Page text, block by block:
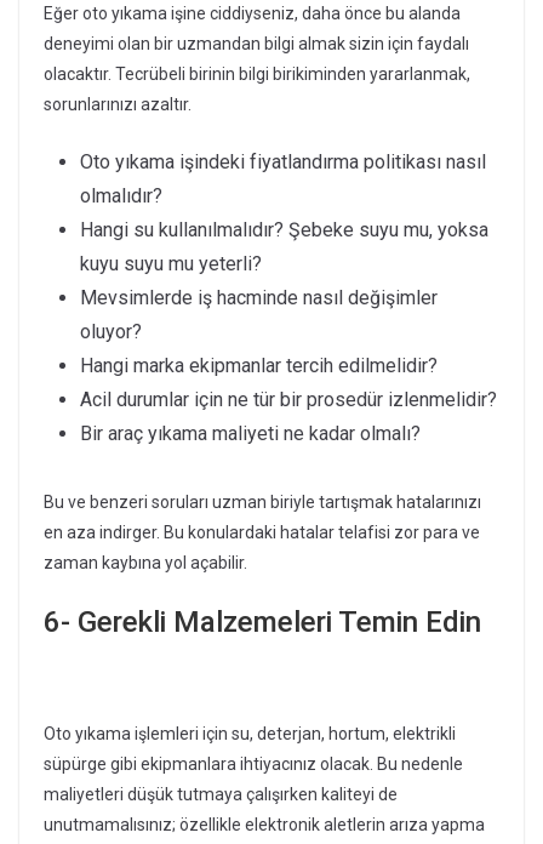
Eğer oto yıkama işine ciddiyseniz, daha önce bu alanda
deneyimi olan bir uzmandan bilgi almak sizin için faydalı
olacaktır. Tecrübeli birinin bilgi birikiminden yararlanmak,
sorunlarınızı azaltır.
Oto yıkama işindeki fiyatlandırma politikası nasıl
olmalıdır?
Hangi su kullanılmalıdır? Şebeke suyu mu, yoksa
kuyu suyu mu yeterli?
Mevsimlerde iş hacminde nasıl değişimler
oluyor?
Hangi marka ekipmanlar tercih edilmelidir?
Acil durumlar için ne tür bir prosedür izlenmelidir?
Bir araç yıkama maliyeti ne kadar olmalı?
Bu ve benzeri soruları uzman biriyle tartışmak hatalarınızı
en aza indirger. Bu konulardaki hatalar telafisi zor para ve
zaman kaybına yol açabilir.
6- Gerekli Malzemeleri Temin Edin
Oto yıkama işlemleri için su, deterjan, hortum, elektrikli
süpürge gibi ekipmanlara ihtiyacınız olacak. Bu nedenle
maliyetleri düşük tutmaya çalışırken kaliteyi de
unutmamalısınız; özellikle elektronik aletlerin arıza yapma